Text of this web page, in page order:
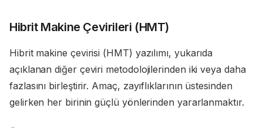
Hibrit Makine Çevirileri (HMT)
Hibrit makine çevirisi (HMT) yazılımı, yukarıda
açıklanan diğer çeviri metodolojilerinden iki veya daha
fazlasını birleştirir. Amaç, zayıflıklarının üstesinden
gelirken her birinin güçlü yönlerinden yararlanmaktır.